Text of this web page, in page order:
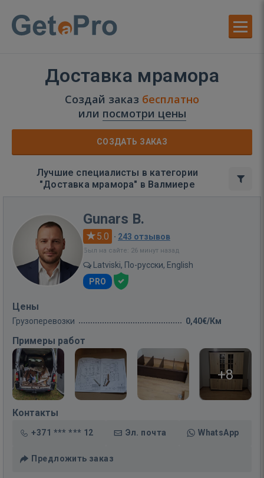
Доставка мрамора
Создай заказ бесплатно
или посмотри цены
СОЗДАТЬ ЗАКАЗ
Лучшие специалисты в категории
"Доставка мрамора" в Валмиере
Gunars B.
5.0 · 243 отзывов
Был на сайте: 26 минут назад
Latviski, По-русски, English
PRO
Цены
Грузоперевозки 0,40€/Км
Примеры работ
+8
Контакты
+371 *** *** 12 Эл. почта WhatsApp
Предложить заказ